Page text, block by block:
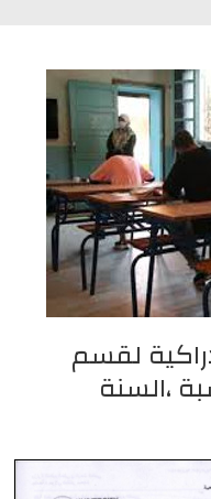
لقسم
،السنة